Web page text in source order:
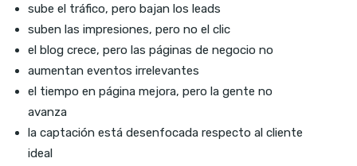
sube el tráfico, pero bajan los leads
suben las impresiones, pero no el clic
el blog crece, pero las páginas de negocio no
aumentan eventos irrelevantes
el tiempo en página mejora, pero la gente no
avanza
la captación está desenfocada respecto al cliente
ideal